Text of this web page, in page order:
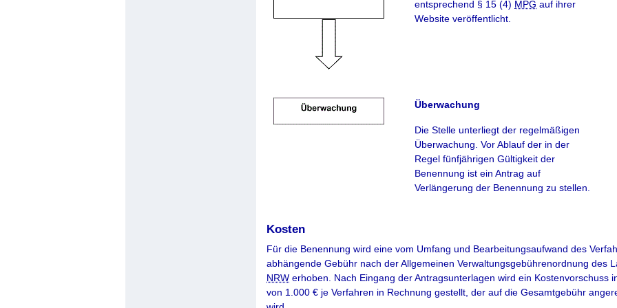
entsprechend § 15 (4) MPG auf ihrer
Website veröffentlicht.
Überwachung
Die Stelle unterliegt der regelmäßigen
Überwachung. Vor Ablauf der in der
Regel fünfjährigen Gültigkeit der
Benennung ist ein Antrag auf
Verlängerung der Benennung zu stellen.
Kosten
Für die Benennung wird eine vom Umfang und Bearbeitungsaufwand des
abhängende Gebühr nach der Allgemeinen Verwaltungsgebührenordnung des
NRW erhoben. Nach Eingang der Antragsunterlagen wird ein Kostenvorschuss
von 1.000 € je Verfahren in Rechnung gestellt, der auf die Gesamtgebühr